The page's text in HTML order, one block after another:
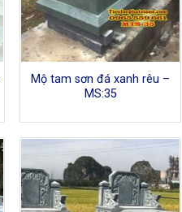
Mộ tam sơn đá xanh rêu –
MS:35